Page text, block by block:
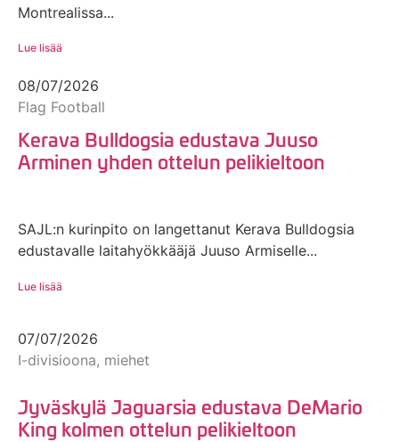
Montrealissa...
Lue lisää
08/07/2026
Flag Football
Kerava Bulldogsia edustava Juuso
Arminen yhden ottelun pelikieltoon
SAJL:n kurinpito on langettanut Kerava Bulldogsia
edustavalle laitahyökkääjä Juuso Armiselle...
Lue lisää
07/07/2026
I-divisioona, miehet
Jyväskylä Jaguarsia edustava DeMario
King kolmen ottelun pelikieltoon